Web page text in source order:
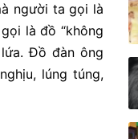
người ta gọi là
là đồ “không
Đồ đàn ông
lúng túng,